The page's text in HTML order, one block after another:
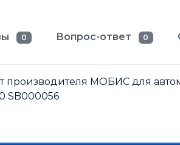
0 Вопрос-ответ 0
производителя МОБИС для
SB000056